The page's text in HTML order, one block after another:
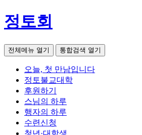
정토회
전체메뉴 열기 통합검색 열기
오늘, 첫 만남입니다
정토불교대학
후원하기
스님의 하루
행자의 하루
수련신청
청년·대학생